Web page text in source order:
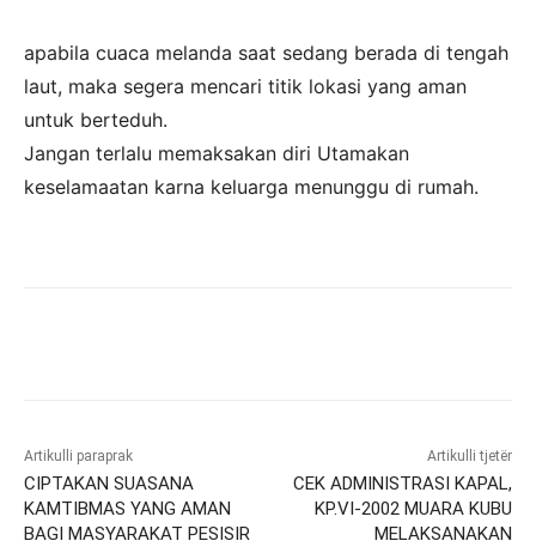
‎apabila cuaca melanda saat sedang berada di tengah
laut, maka segera mencari titik lokasi yang aman
untuk berteduh.
‎Jangan terlalu memaksakan diri Utamakan
keselamaatan karna keluarga menunggu di rumah.
Artikulli paraprak
CIPTAKAN SUASANA
KAMTIBMAS YANG AMAN
BAGI MASYARAKAT PESISIR
Artikulli tjetër
CEK ADMINISTRASI KAPAL,
KP.VI-2002 MUARA KUBU
MELAKSANAKAN